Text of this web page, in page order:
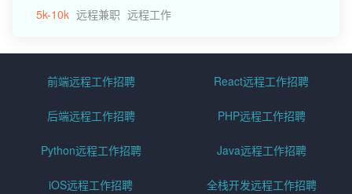
5k-10k 远程兼职 远程工作
前端远程工作招聘 React远程工作招聘
后端远程工作招聘 PHP远程工作招聘
Python远程工作招聘 Java远程工作招聘
iOS远程工作招聘 全栈开发远程工作招聘